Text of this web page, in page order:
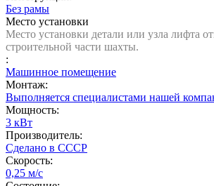
Без рамы
Место установки
Место установки детали или узла лифта
строительной части шахты.
:
Машинное помещение
Монтаж:
Выполняется специалистами нашей
Мощность:
3 кВт
Производитель:
Сделано в СССР
Скорость:
0,25 м/с